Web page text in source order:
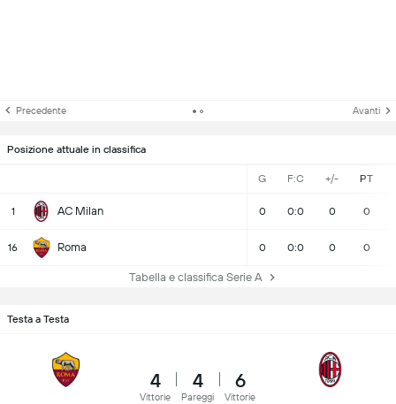
Precedente Avanti
Posizione attuale in classifica
G F:C +/- PT
1 AC Milan 0 0:0 0 0
16 Roma 0 0:0 0 0
Tabella e classifica Serie A
Testa a Testa
4
Vittorie
4
Pareggi
6
Vittorie